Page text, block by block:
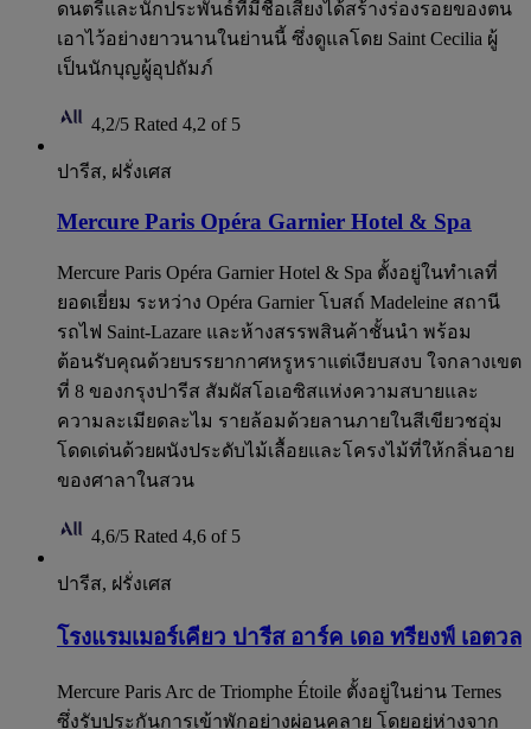
ดนตรีและนักประพันธ์ที่มีชื่อเสียงได้สร้างร่องรอยของตน
เอาไว้อย่างยาวนานในย่านนี้ ซึ่งดูแลโดย Saint Cecilia ผู้
เป็นนักบุญผู้อุปถัมภ์
4,2/5 Rated 4,2 of 5
ปารีส, ฝรั่งเศส
Mercure Paris Opéra Garnier Hotel & Spa
Mercure Paris Opéra Garnier Hotel & Spa ตั้งอยู่ในทำเลที่
ยอดเยี่ยม ระหว่าง Opéra Garnier โบสถ์ Madeleine สถานี
รถไฟ Saint-Lazare และห้างสรรพสินค้าชั้นนำ พร้อม
ต้อนรับคุณด้วยบรรยากาศหรูหราแต่เงียบสงบ ใจกลางเขต
ที่ 8 ของกรุงปารีส สัมผัสโอเอซิสแห่งความสบายและ
ความละเมียดละไม รายล้อมด้วยลานภายในสีเขียวชอุ่ม
โดดเด่นด้วยผนังประดับไม้เลื้อยและโครงไม้ที่ให้กลิ่นอาย
ของศาลาในสวน
4,6/5 Rated 4,6 of 5
ปารีส, ฝรั่งเศส
โรงแรมเมอร์เคียว ปารีส อาร์ค เดอ ทรียงฟ์ เอตวล
Mercure Paris Arc de Triomphe Étoile ตั้งอยู่ในย่าน Ternes
ซึ่งรับประกันการเข้าพักอย่างผ่อนคลาย โดยอยู่ห่างจาก